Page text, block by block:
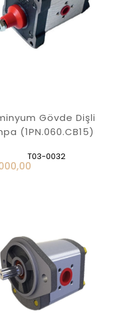
Gövde Dişli
(1PN.060.CB15)
T03-0032